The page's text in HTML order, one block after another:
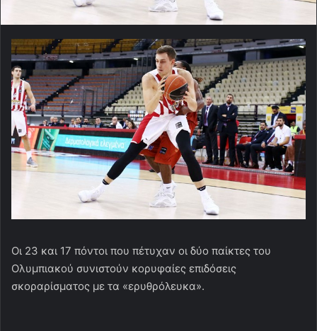
Οι 23 και 17 πόντοι που πέτυχαν οι δύο παίκτες του
Ολυμπιακού συνιστούν κορυφαίες επιδόσεις
σκοραρίσματος με τα «ερυθρόλευκα».